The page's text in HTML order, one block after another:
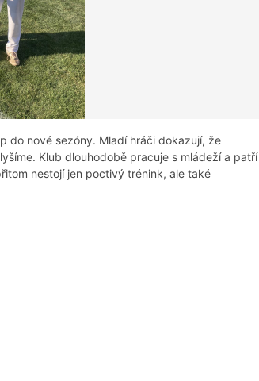
do nové sezóny. Mladí hráči dokazují, že
Klub dlouhodobě pracuje s mládeží a patří
nestojí jen poctivý trénink, ale také